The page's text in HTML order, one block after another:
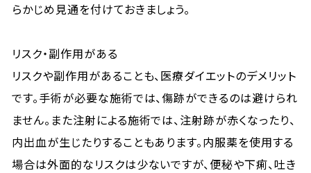
らかじめ見通を付けておきましょう。
リスク・副作用がある
リスクや副作用があることも、医療ダイエットのデメリット
です。手術が必要な施術では、傷跡ができるのは避けられ
ません。また注射による施術では、注射跡が赤くなったり、
内出血が生じたりすることもあります。内服薬を使用する
場合は外面的なリスクは少ないですが、便秘や下痢、吐き